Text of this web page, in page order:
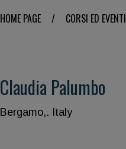
HOME PAGE / CORSI ED EVENTI
Claudia Palumbo
Bergamo,. Italy